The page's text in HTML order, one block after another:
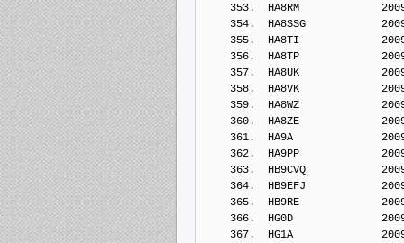
353.  HA8RM
354.  HA8SSG
355.  HA8TI
356.  HA8TP
357.  HA8UK
358.  HA8VK
359.  HA8WZ
360.  HA8ZE
361.  HA9A
362.  HA9PP
363.  HB9CVQ
364.  HB9EFJ
365.  HB9RE
366.  HG0D
367.  HG1A